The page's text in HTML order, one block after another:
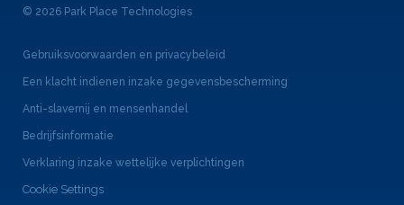
© 2026 Park Place Technologies
Gebruiksvoorwaarden en privacybeleid
Een klacht indienen inzake gegevensbescherming
Anti-slavernij en mensenhandel
Bedrijfsinformatie
Verklaring inzake wettelijke verplichtingen
Cookie Settings